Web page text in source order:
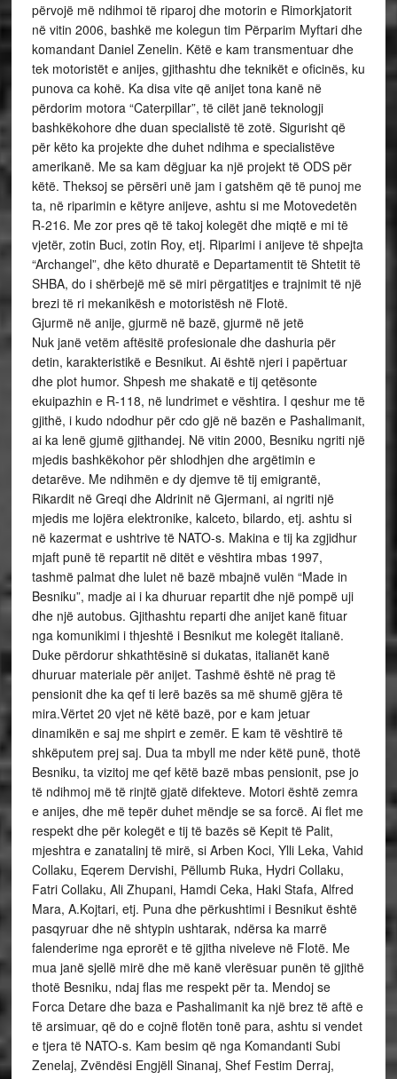
përvojë më ndihmoi të riparoj dhe motorin e Rimorkjatorit
në vitin 2006, bashkë me kolegun tim Përparim Myftari dhe
komandant Daniel Zenelin. Këtë e kam transmentuar dhe
tek motoristët e anijes, gjithashtu dhe teknikët e oficinës, ku
punova ca kohë. Ka disa vite që anijet tona kanë në
përdorim motora “Caterpillar”, të cilët janë teknologji
bashkëkohore dhe duan specialistë të zotë. Sigurisht që
për këto ka projekte dhe duhet ndihma e specialistëve
amerikanë. Me sa kam dëgjuar ka një projekt të ODS për
këtë. Theksoj se përsëri unë jam i gatshëm që të punoj me
ta, në riparimin e këtyre anijeve, ashtu si me Motovedetën
R-216. Me zor pres që të takoj kolegët dhe miqtë e mi të
vjetër, zotin Buci, zotin Roy, etj. Riparimi i anijeve të shpejta
“Archangel”, dhe këto dhuratë e Departamentit të Shtetit të
SHBA, do i shërbejë më së miri përgatitjes e trajnimit të një
brezi të ri mekanikësh e motoristësh në Flotë.
Gjurmë në anije, gjurmë në bazë, gjurmë në jetë
Nuk janë vetëm aftësitë profesionale dhe dashuria për
detin, karakteristikë e Besnikut. Ai është njeri i papërtuar
dhe plot humor. Shpesh me shakatë e tij qetësonte
ekuipazhin e R-118, në lundrimet e vështira. I qeshur me të
gjithë, i kudo ndodhur për cdo gjë në bazën e Pashalimanit,
ai ka lenë gjumë gjithandej. Në vitin 2000, Besniku ngriti një
mjedis bashkëkohor për shlodhjen dhe argëtimin e
detarëve. Me ndihmën e dy djemve të tij emigrantë,
Rikardit në Greqi dhe Aldrinit në Gjermani, ai ngriti një
mjedis me lojëra elektronike, kalceto, bilardo, etj. ashtu si
në kazermat e ushtrive të NATO-s. Makina e tij ka zgjidhur
mjaft punë të repartit në ditët e vështira mbas 1997,
tashmë palmat dhe lulet në bazë mbajnë vulën “Made in
Besniku”, madje ai i ka dhuruar repartit dhe një pompë uji
dhe një autobus. Gjithashtu reparti dhe anijet kanë fituar
nga komunikimi i thjeshtë i Besnikut me kolegët italianë.
Duke përdorur shkathtësinë si dukatas, italianët kanë
dhuruar materiale për anijet. Tashmë është në prag të
pensionit dhe ka qef ti lerë bazës sa më shumë gjëra të
mira.Vërtet 20 vjet në këtë bazë, por e kam jetuar
dinamikën e saj me shpirt e zemër. E kam të vështirë të
shkëputem prej saj. Dua ta mbyll me nder këtë punë, thotë
Besniku, ta vizitoj me qef këtë bazë mbas pensionit, pse jo
të ndihmoj më të rinjtë gjatë difekteve. Motori është zemra
e anijes, dhe më tepër duhet mëndje se sa forcë. Ai flet me
respekt dhe për kolegët e tij të bazës së Kepit të Palit,
mjeshtra e zanatalinj të mirë, si Arben Koci, Ylli Leka, Vahid
Collaku, Eqerem Dervishi, Pëllumb Ruka, Hydri Collaku,
Fatri Collaku, Ali Zhupani, Hamdi Ceka, Haki Stafa, Alfred
Mara, A.Kojtari, etj. Puna dhe përkushtimi i Besnikut është
pasqyruar dhe në shtypin ushtarak, ndërsa ka marrë
falenderime nga eprorët e të gjitha niveleve në Flotë. Me
mua janë sjellë mirë dhe më kanë vlerësuar punën të gjithë
thotë Besniku, ndaj flas me respekt për ta. Mendoj se
Forca Detare dhe baza e Pashalimanit ka një brez të aftë e
të arsimuar, që do e cojnë flotën tonë para, ashtu si vendet
e tjera të NATO-s. Kam besim që nga Komandanti Subi
Zenelaj, Zvëndësi Engjëll Sinanaj, Shef Festim Derraj,